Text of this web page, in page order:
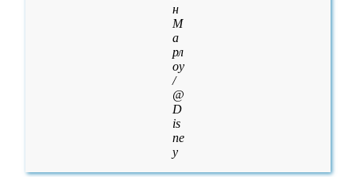
н
М
а
рл
оу
/
@
D
is
ne
y